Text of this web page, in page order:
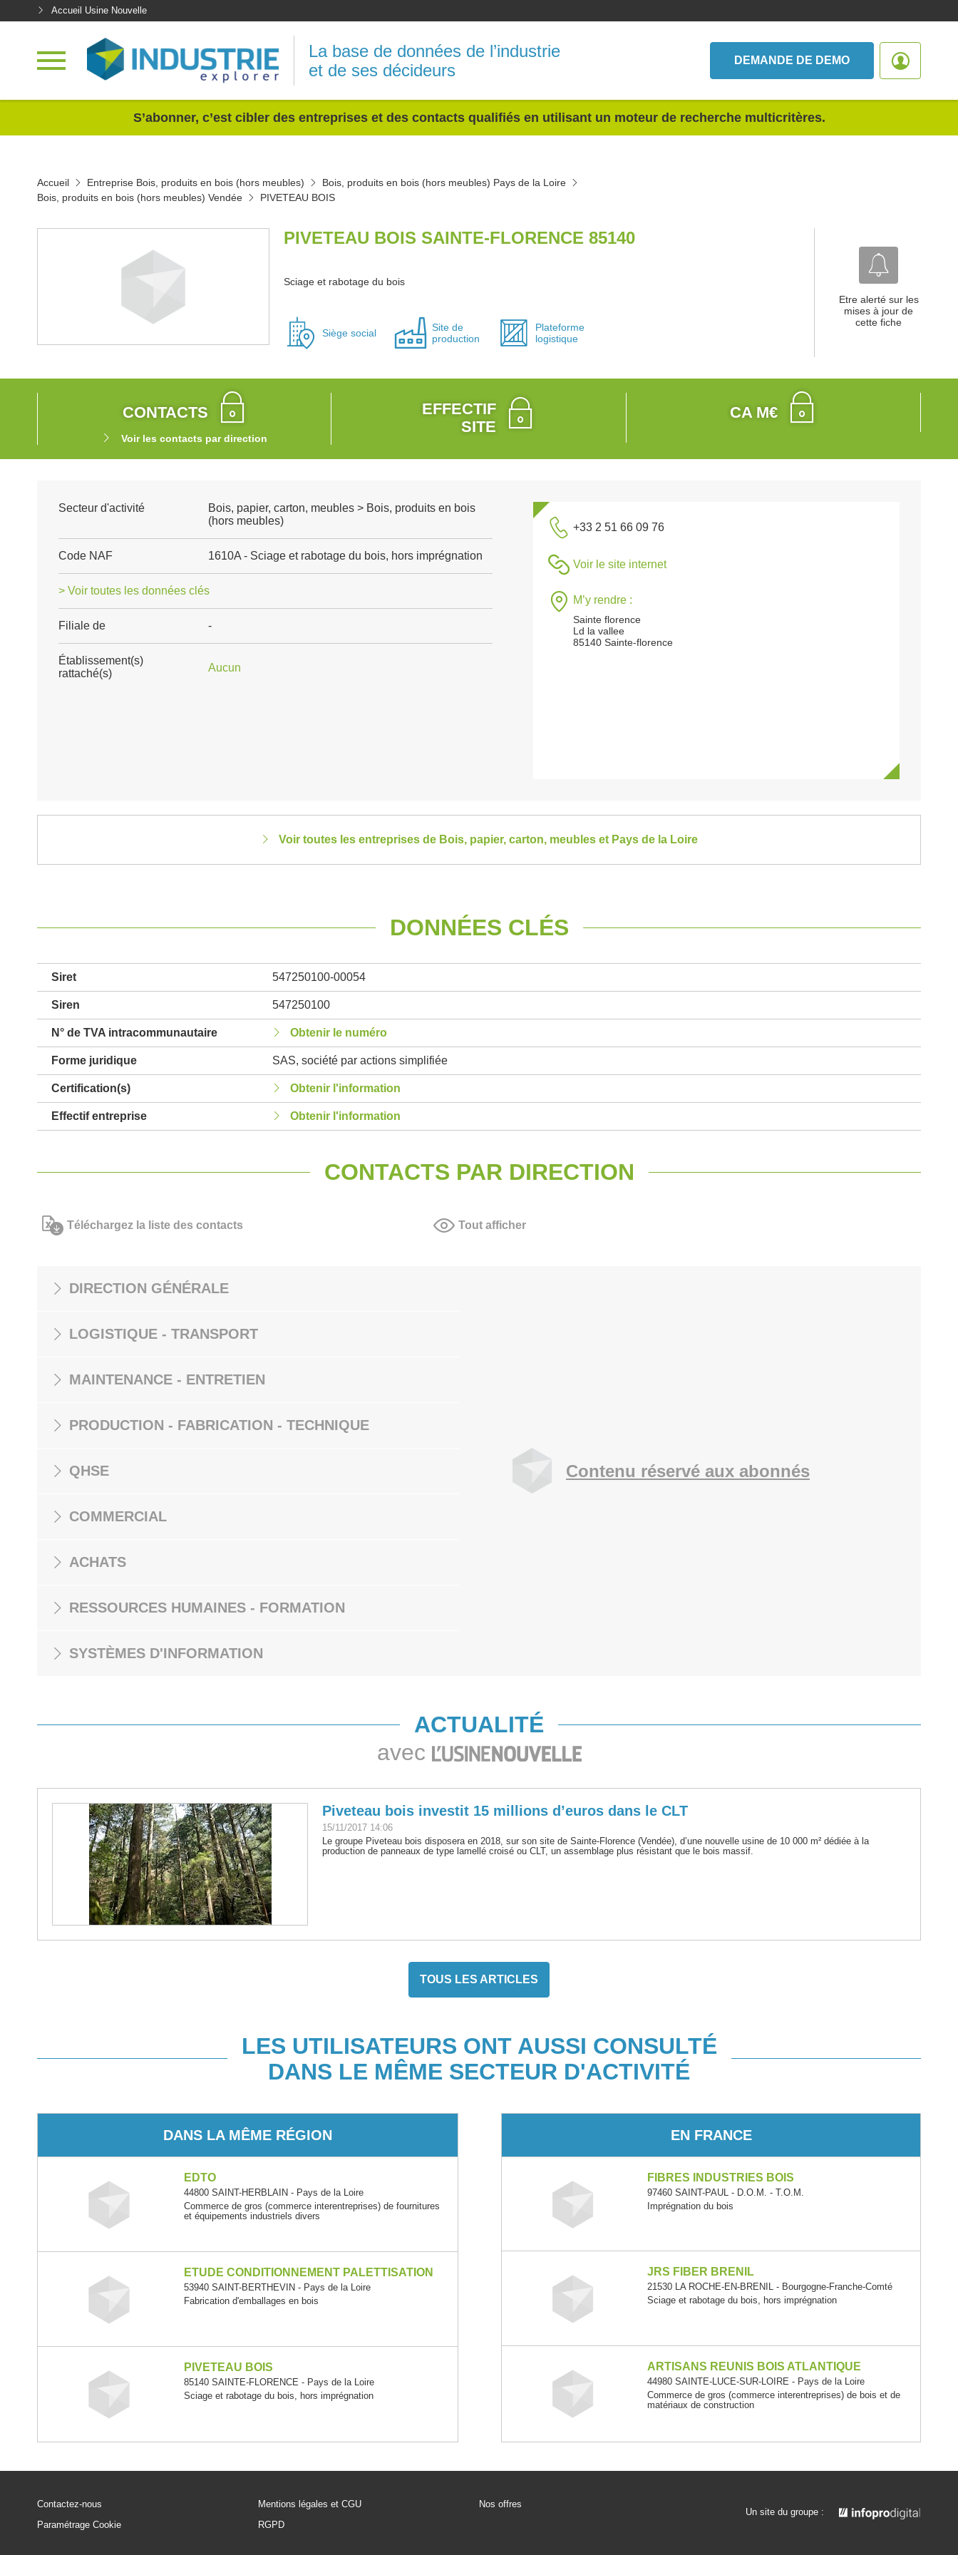
Accueil Usine Nouvelle
La base de données de l’industrie
et de ses décideurs
DEMANDE DE DEMO
S’abonner, c’est cibler des entreprises et des contacts qualifiés en utilisant un moteur de recherche multicritères.
Accueil Entreprise Bois, produits en bois (hors meubles)
Bois, produits en bois (hors meubles) Pays de la Loire
Bois, produits en bois (hors meubles) Vendée
PIVETEAU BOIS
PIVETEAU BOIS SAINTE-FLORENCE 85140
Sciage et rabotage du bois
Siège social
Site de
production
Plateforme
logistique
Etre alerté sur les
mises à jour de
cette fiche
CONTACTS
Voir les contacts par direction
EFFECTIF
SITE
CA M€
Secteur d'activité
Bois, papier, carton, meubles > Bois, produits en bois
(hors meubles)
Code NAF 1610A - Sciage et rabotage du bois, hors imprégnation
> Voir toutes les données clés
Filiale de -
Établissement(s)
rattaché(s)
Aucun
+33 2 51 66 09 76
Voir le site internet
M’y rendre :
Sainte florence
Ld la vallee
85140 Sainte-florence
Voir toutes les entreprises de Bois, papier, carton, meubles et Pays de la Loire
DONNÉES CLÉS
Siret 547250100-00054
Siren 547250100
N° de TVA intracommunautaire Obtenir le numéro
Forme juridique SAS, société par actions simplifiée
Certification(s) Obtenir l'information
Effectif entreprise Obtenir l'information
CONTACTS PAR DIRECTION
Téléchargez la liste des contacts Tout afficher
DIRECTION GÉNÉRALE
LOGISTIQUE - TRANSPORT
MAINTENANCE - ENTRETIEN
PRODUCTION - FABRICATION - TECHNIQUE
QHSE
COMMERCIAL
ACHATS
RESSOURCES HUMAINES - FORMATION
SYSTÈMES D'INFORMATION
Contenu réservé aux abonnés
ACTUALITÉ
avec
Piveteau bois investit 15 millions d’euros dans le CLT
15/11/2017 14:06
Le groupe Piveteau bois disposera en 2018, sur son site de Sainte-Florence (Vendée), d’une nouvelle usine de 10 000 m² dédiée à la
production de panneaux de type lamellé croisé ou CLT, un assemblage plus résistant que le bois massif.
TOUS LES ARTICLES
LES UTILISATEURS ONT AUSSI CONSULTÉ
DANS LE MÊME SECTEUR D'ACTIVITÉ
DANS LA MÊME RÉGION
EDTO
44800 SAINT-HERBLAIN - Pays de la Loire
Commerce de gros (commerce interentreprises) de fournitures
et équipements industriels divers
ETUDE CONDITIONNEMENT PALETTISATION
53940 SAINT-BERTHEVIN - Pays de la Loire
Fabrication d'emballages en bois
PIVETEAU BOIS
85140 SAINTE-FLORENCE - Pays de la Loire
Sciage et rabotage du bois, hors imprégnation
EN FRANCE
FIBRES INDUSTRIES BOIS
97460 SAINT-PAUL - D.O.M. - T.O.M.
Imprégnation du bois
JRS FIBER BRENIL
21530 LA ROCHE-EN-BRENIL - Bourgogne-Franche-Comté
Sciage et rabotage du bois, hors imprégnation
ARTISANS REUNIS BOIS ATLANTIQUE
44980 SAINTE-LUCE-SUR-LOIRE - Pays de la Loire
Commerce de gros (commerce interentreprises) de bois et de
matériaux de construction
Contactez-nous
Paramétrage Cookie
Mentions légales et CGU
RGPD
Nos offres
Un site du groupe :